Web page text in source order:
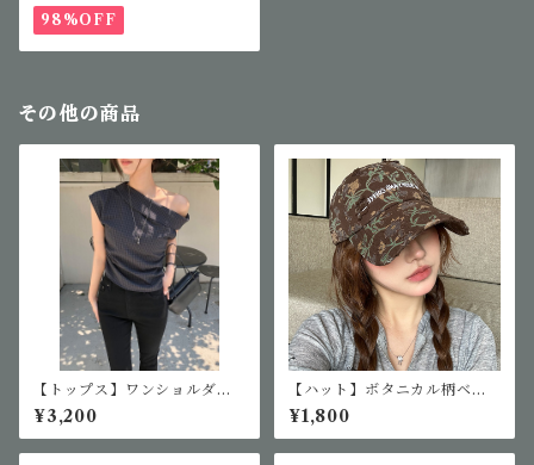
98%OFF
その他の商品
【トップス】ワンショルダー
チェックブラウス
¥3,200
【ハット】ボタニカル柄ベー
スボールキャップ
¥1,800